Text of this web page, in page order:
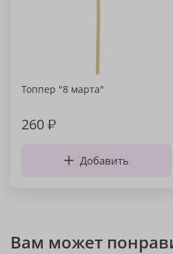
Топпер "8 марта"
260₽
Добавить
Вам может